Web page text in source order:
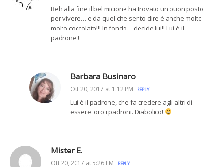
Beh alla fine il bel micione ha trovato un buon posto
per vivere… e da quel che sento dire è anche molto
molto coccolato!!! In fondo… decide lui!! Lui è il
padrone!!
Barbara Businaro
Ott 20, 2017 at 1:12 PM REPLY
Lui è il padrone, che fa credere agli altri di
essere loro i padroni. Diabolico!
Mister E.
Ott 20, 2017 at 5:26 PM REPLY